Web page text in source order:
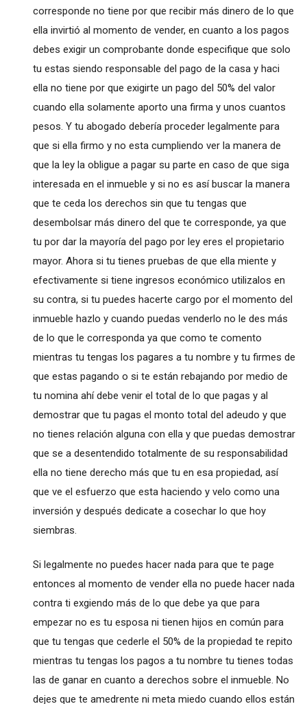
corresponde no tiene por que recibir más dinero de lo que
ella invirtió al momento de vender, en cuanto a los pagos
debes exigir un comprobante donde especifique que solo
tu estas siendo responsable del pago de la casa y haci
ella no tiene por que exigirte un pago del 50% del valor
cuando ella solamente aporto una firma y unos cuantos
pesos. Y tu abogado debería proceder legalmente para
que si ella firmo y no esta cumpliendo ver la manera de
que la ley la obligue a pagar su parte en caso de que siga
interesada en el inmueble y si no es así buscar la manera
que te ceda los derechos sin que tu tengas que
desembolsar más dinero del que te corresponde, ya que
tu por dar la mayoría del pago por ley eres el propietario
mayor. Ahora si tu tienes pruebas de que ella miente y
efectivamente si tiene ingresos económico utilizalos en
su contra, si tu puedes hacerte cargo por el momento del
inmueble hazlo y cuando puedas venderlo no le des más
de lo que le corresponda ya que como te comento
mientras tu tengas los pagares a tu nombre y tu firmes de
que estas pagando o si te están rebajando por medio de
tu nomina ahí debe venir el total de lo que pagas y al
demostrar que tu pagas el monto total del adeudo y que
no tienes relación alguna con ella y que puedas demostrar
que se a desentendido totalmente de su responsabilidad
ella no tiene derecho más que tu en esa propiedad, así
que ve el esfuerzo que esta haciendo y velo como una
inversión y después dedicate a cosechar lo que hoy
siembras.
Si legalmente no puedes hacer nada para que te page
entonces al momento de vender ella no puede hacer nada
contra ti exgiendo más de lo que debe ya que para
empezar no es tu esposa ni tienen hijos en común para
que tu tengas que cederle el 50% de la propiedad te repito
mientras tu tengas los pagos a tu nombre tu tienes todas
las de ganar en cuanto a derechos sobre el inmueble. No
dejes que te amedrente ni meta miedo cuando ellos están